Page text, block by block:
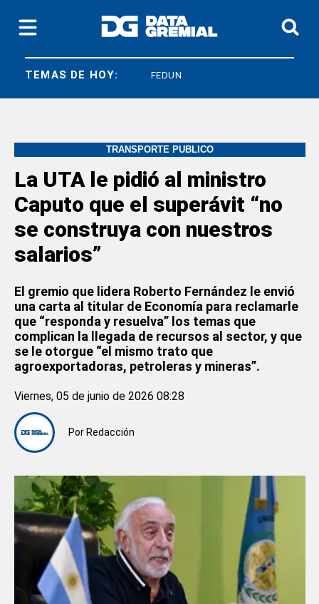
TEMAS DE HOY:
SICONARA FEDUN
TRANSPORTE PUBLICO
La UTA le pidió al ministro
Caputo que el superávit “no
se construya con nuestros
salarios”
El gremio que lidera Roberto Fernández le envió
una carta al titular de Economía para reclamarle
que “responda y resuelva” los temas que
complican la llegada de recursos al sector, y que
se le otorgue “el mismo trato que
agroexportadoras, petroleras y mineras”.
Por Redacción
Viernes, 05 de junio de 2026 08:28